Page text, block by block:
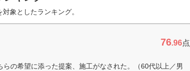
象としたランキング。
76.96点
の希望に添った提案、施工がなされた。（60代以上／男